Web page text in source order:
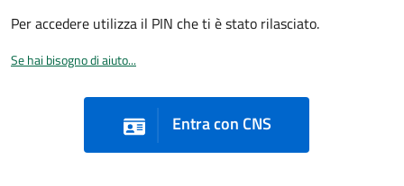
Per accedere utilizza il PIN che ti è stato rilasciato.
Se hai bisogno di aiuto...
Entra con CNS